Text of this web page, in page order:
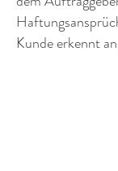
Kunde erkennt